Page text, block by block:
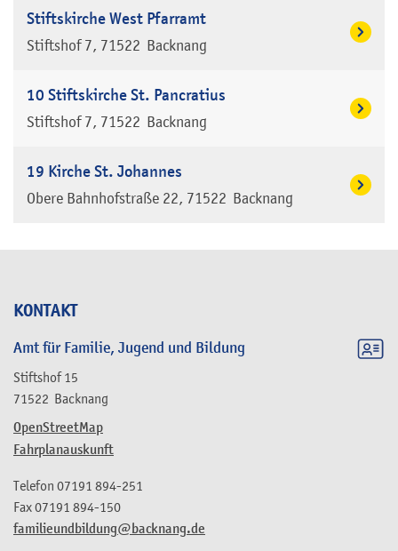
KONTAKT
Amt für Familie, Jugend und Bildung
Stiftshof 15
71522 Backnang
OpenStreetMap
Fahrplanauskunft
familieundbildung@backnang.de
Telefon 07191 894-251
Fax07191 894-150
Stiftskirche West Pfarramt
Stiftshof 7 71522 Backnang
10 Stiftskirche St. Pancratius
Stiftshof 7 71522 Backnang
19 Kirche St. Johannes
Obere Bahnhofstraße 22 71522 Backnang